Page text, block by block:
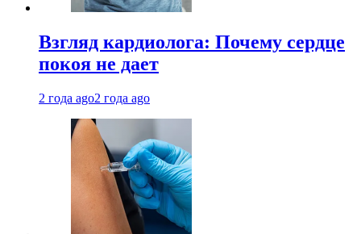
Взгляд кардиолога: Почему сердце
покоя не дает
2 года ago2 года ago